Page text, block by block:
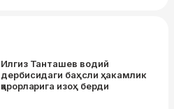
Илгиз Танташев водий
дербисидаги баҳсли ҳакамлик
қарорларига изоҳ берди